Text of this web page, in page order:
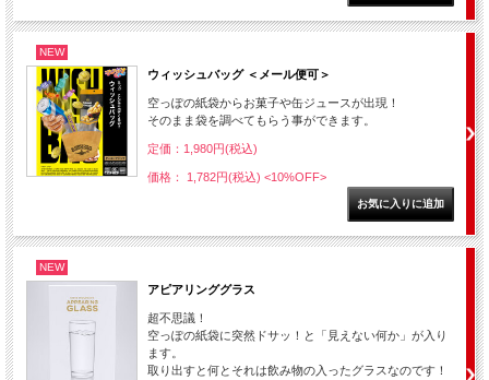
NEW
ウィッシュバッグ ＜メール便可＞
空っぽの紙袋からお菓子や缶ジュースが出現！
そのまま袋を調べてもらう事ができます。
定価：1,980円(税込)
価格： 1,782円(税込) <10%OFF>
NEW
アピアリンググラス
超不思議！
空っぽの紙袋に突然ドサッ！と「見えない何か」が入り
ます。
取り出すと何とそれは飲み物の入ったグラスなのです！